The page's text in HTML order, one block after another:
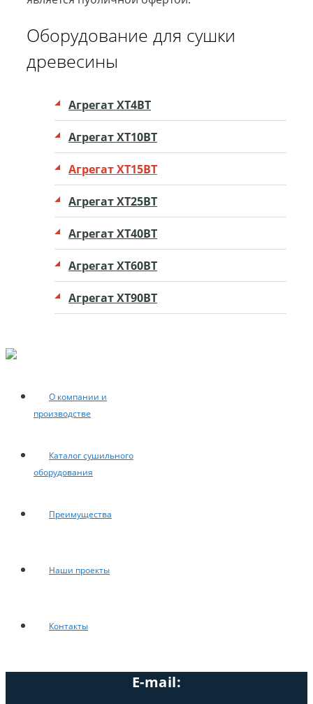
Оборудование для сушки
древесины
Агрегат XT4ВТ
Агрегат ХТ10ВТ
Агрегат ХТ15ВТ
Агрегат ХТ25ВТ
Агрегат ХТ40ВТ
Агрегат ХТ60ВТ
Агрегат ХТ90ВТ
О компании и
производстве
Каталог сушильного
оборудования
Преимущества
Наши проекты
Контакты
E-mail: